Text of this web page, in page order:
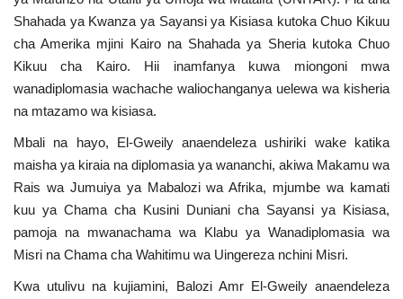
Shahada ya Kwanza ya Sayansi ya Kisiasa kutoka Chuo Kikuu
cha Amerika mjini Kairo na Shahada ya Sheria kutoka Chuo
Kikuu cha Kairo. Hii inamfanya kuwa miongoni mwa
wanadiplomasia wachache waliochanganya uelewa wa kisheria
na mtazamo wa kisiasa.
Mbali na hayo, El-Gweily anaendeleza ushiriki wake katika
maisha ya kiraia na diplomasia ya wananchi, akiwa Makamu wa
Rais wa Jumuiya ya Mabalozi wa Afrika, mjumbe wa kamati
kuu ya Chama cha Kusini Duniani cha Sayansi ya Kisiasa,
pamoja na mwanachama wa Klabu ya Wanadiplomasia wa
Misri na Chama cha Wahitimu wa Uingereza nchini Misri.
Kwa utulivu na kujiamini, Balozi Amr El-Gweily anaendeleza